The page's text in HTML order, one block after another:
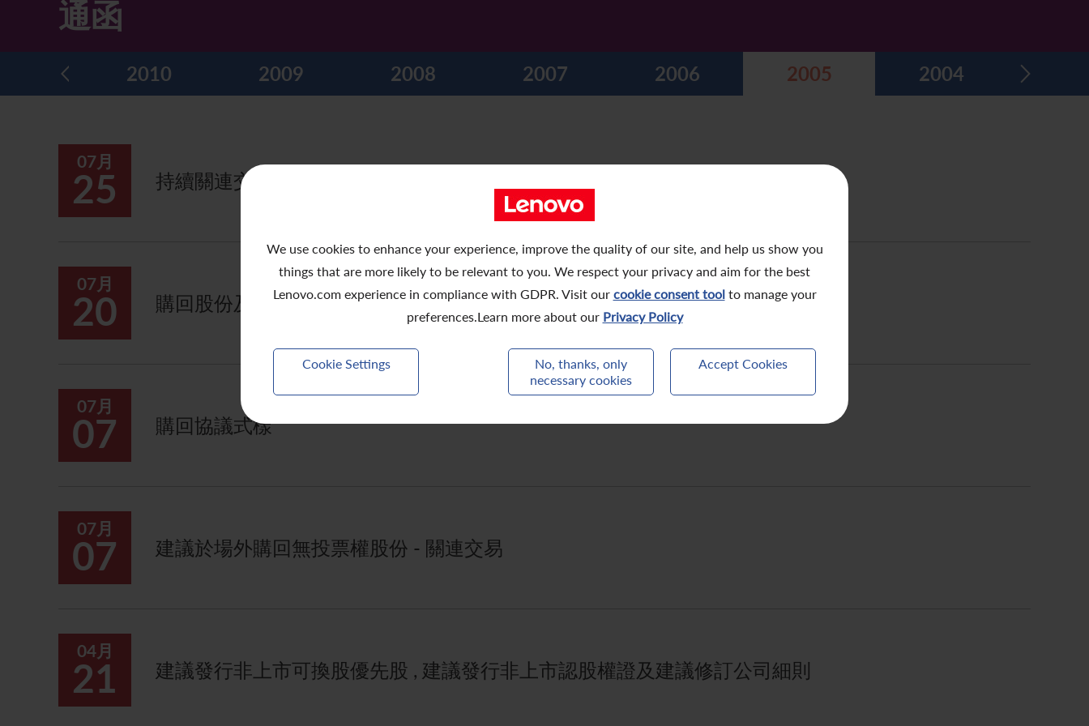
We use cookies to enhance your experience, improve the quality of our site, and help us show you
things that are more likely to be relevant to you. We respect your privacy and aim for the best
Lenovo.com experience in compliance with GDPR. Visit our cookie consent toolto manage your
preferences.Learn more about our Privacy Policy
Cookie Settings
No, thanks, only
necessary cookies
Accept Cookies
主要企業行動
分析師資料
致登記股東函件
股東會委任表格
股份購回報告 (於二零零八年七月四日或之前)
公告 (補發已遺失的股份證明書)
組織章程細則
社會責任網站 (英文版)
通函
2010 2009 2008 2007 2006 2005 2004
07月
25 持續關連交易 - 批准董事服務合約
07月
20 購回股份及發行股份的一般授權、重選董事及股東週年大會通告
07月
07 購回協議式樣
07月
07 建議於場外購回無投票權股份 - 關連交易
04月
21 建議發行非上市可換股優先股 , 建議發行非上市認股權證及建議修訂公司細則